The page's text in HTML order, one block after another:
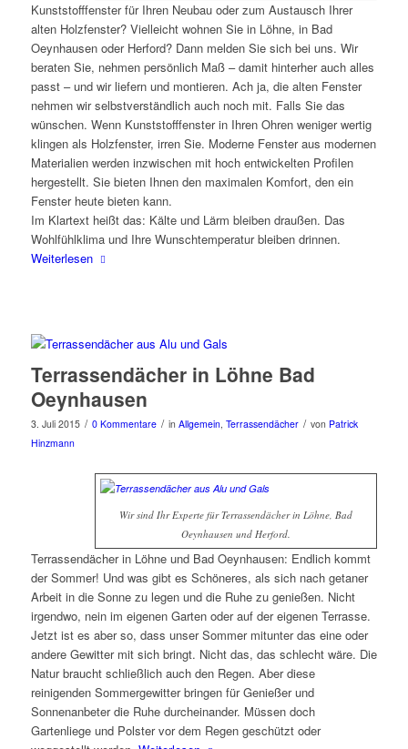
Kunststofffenster für Ihren Neubau oder zum Austausch Ihrer
alten Holzfenster? Vielleicht wohnen Sie in Löhne, in Bad
Oeynhausen oder Herford? Dann melden Sie sich bei uns. Wir
beraten Sie, nehmen persönlich Maß – damit hinterher auch alles
passt – und wir liefern und montieren. Ach ja, die alten Fenster
nehmen wir selbstverständlich auch noch mit. Falls Sie das
wünschen. Wenn Kunststofffenster in Ihren Ohren weniger wertig
klingen als Holzfenster, irren Sie. Moderne Fenster aus modernen
Materialien werden inzwischen mit hoch entwickelten Profilen
hergestellt. Sie bieten Ihnen den maximalen Komfort, den ein
Fenster heute bieten kann.
Im Klartext heißt das: Kälte und Lärm bleiben draußen. Das
Wohlfühlklima und Ihre Wunschtemperatur bleiben drinnen.
Weiterlesen
Terrassendächer in Löhne Bad
Oeynhausen
3. Juli 2015 / 0 Kommentare / in Allgemein, Terrassendächer / von Patrick
Hinzmann
Wir sind Ihr Experte für Terrassendächer in Löhne, Bad
Oeynhausen und Herford.
Terrassendächer in Löhne und Bad Oeynhausen: Endlich kommt
der Sommer! Und was gibt es Schöneres, als sich nach getaner
Arbeit in die Sonne zu legen und die Ruhe zu genießen. Nicht
irgendwo, nein im eigenen Garten oder auf der eigenen Terrasse.
Jetzt ist es aber so, dass unser Sommer mitunter das eine oder
andere Gewitter mit sich bringt. Nicht das, das schlecht wäre. Die
Natur braucht schließlich auch den Regen. Aber diese
reinigenden Sommergewitter bringen für Genießer und
Sonnenanbeter die Ruhe durcheinander. Müssen doch
Gartenliege und Polster vor dem Regen geschützt oder